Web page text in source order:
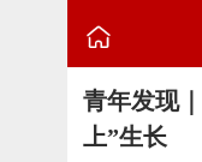

青年发现
上”生长